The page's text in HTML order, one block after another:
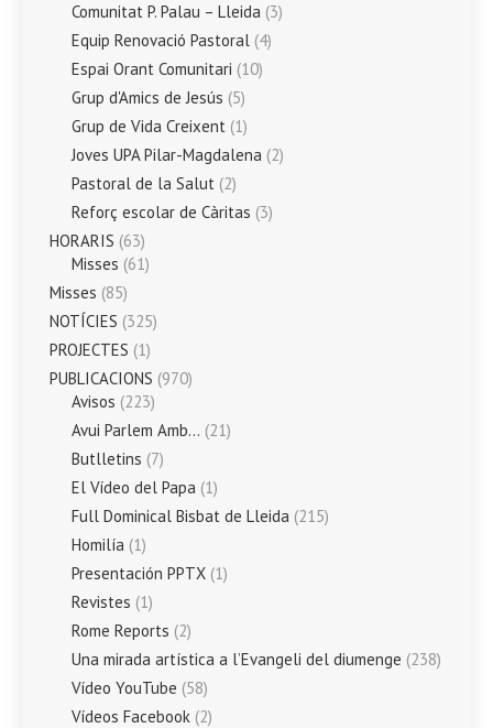
Comunitat P. Palau – Lleida (3)
Equip Renovació Pastoral (4)
Espai Orant Comunitari (10)
Grup d'Amics de Jesús (5)
Grup de Vida Creixent (1)
Joves UPA Pilar-Magdalena (2)
Pastoral de la Salut (2)
Reforç escolar de Càritas (3)
HORARIS (63)
Misses (61)
Misses (85)
NOTÍCIES (325)
PROJECTES (1)
PUBLICACIONS (970)
Avisos (223)
Avui Parlem Amb… (21)
Butlletins (7)
El Vídeo del Papa (1)
Full Dominical Bisbat de Lleida (215)
Homilía (1)
Presentación PPTX (1)
Revistes (1)
Rome Reports (2)
Una mirada artística a l’Evangeli del diumenge (238)
Vídeo YouTube (58)
Vídeos Facebook (2)